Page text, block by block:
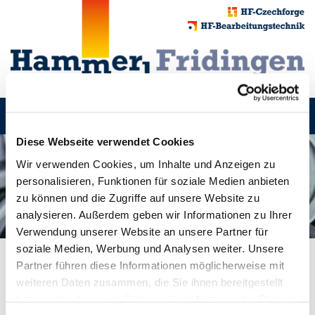
Diese Webseite verwendet Cookies
Wir verwenden Cookies, um Inhalte und Anzeigen zu
personalisieren, Funktionen für soziale Medien anbieten
zu können und die Zugriffe auf unsere Website zu
analysieren. Außerdem geben wir Informationen zu Ihrer
Verwendung unserer Website an unsere Partner für
soziale Medien, Werbung und Analysen weiter. Unsere
Partner führen diese Informationen möglicherweise mit
weiteren Daten zusammen, die Sie ihnen bereitgestellt
Toggle
KONTAKTNÍ E-MAILY